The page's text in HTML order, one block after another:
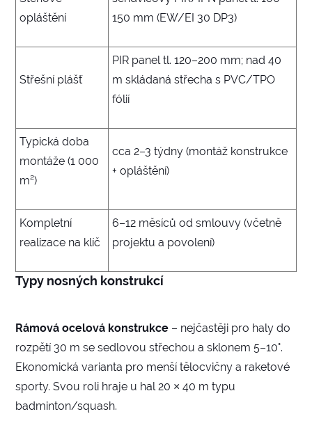
opláštění
150 mm (EW/EI 30 DP3)
Střešní plášť
PIR panel tl. 120–200 mm; nad 40
m skládaná střecha s PVC/TPO
fólií
Typická doba
montáže (1 000
m²)
cca 2–3 týdny (montáž konstrukce
+ opláštění)
Kompletní
realizace na klíč
6–12 měsíců od smlouvy (včetně
projektu a povolení)
Typy nosných konstrukcí
Rámová ocelová konstrukce – nejčastěji pro haly do
rozpětí 30 m se sedlovou střechou a sklonem 5–10°.
Ekonomická varianta pro menší tělocvičny a raketové
sporty. Svou roli hraje u hal 20 × 40 m typu
badminton/squash.